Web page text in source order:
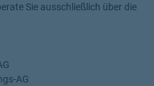
Sie ausschließlich über die
AG